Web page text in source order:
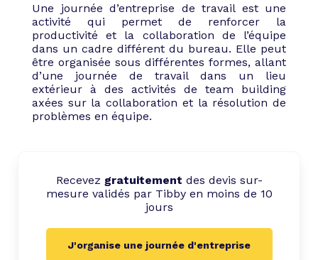
Une journée d’entreprise de travail est une
activité qui permet de renforcer la
productivité et la collaboration de l’équipe
dans un cadre différent du bureau. Elle peut
être organisée sous différentes formes, allant
d’une journée de travail dans un lieu
extérieur à des activités de team building
axées sur la collaboration et la résolution de
problèmes en équipe.
Recevez gratuitement des devis sur-
mesure validés par Tibby en moins de 10
jours
J'organise une journée d'entreprise